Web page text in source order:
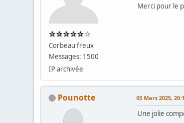
Corbeau freux
Messages: 1500
IP archivée
Merci pour le
Pounotte 05 Mars 2025,
Une jolie